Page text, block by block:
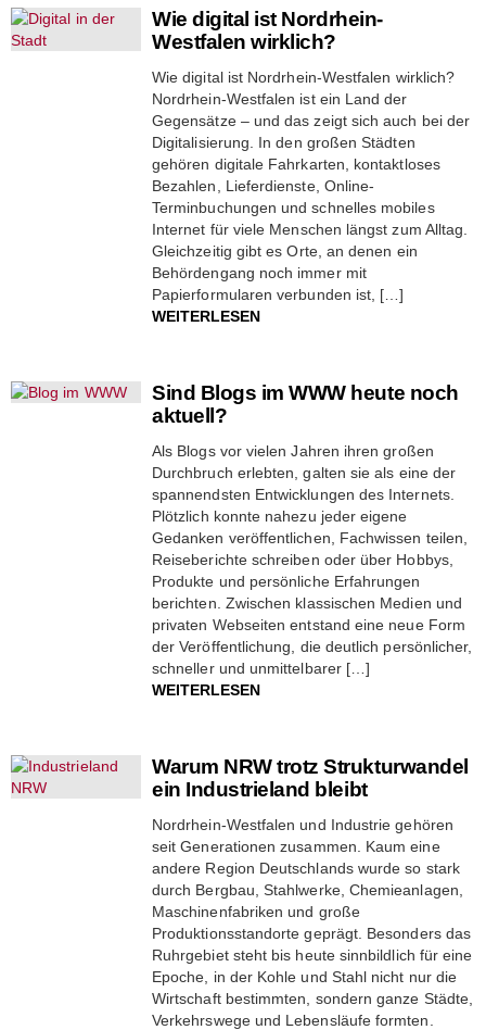
Wie digital ist Nordrhein-
Westfalen wirklich?
Wie digital ist Nordrhein-Westfalen wirklich?
Nordrhein-Westfalen ist ein Land der
Gegensätze – und das zeigt sich auch bei der
Digitalisierung. In den großen Städten
gehören digitale Fahrkarten, kontaktloses
Bezahlen, Lieferdienste, Online-
Terminbuchungen und schnelles mobiles
Internet für viele Menschen längst zum Alltag.
Gleichzeitig gibt es Orte, an denen ein
Behördengang noch immer mit
Papierformularen verbunden ist, […]
WEITERLESEN
Sind Blogs im WWW heute noch
aktuell?
Als Blogs vor vielen Jahren ihren großen
Durchbruch erlebten, galten sie als eine der
spannendsten Entwicklungen des Internets.
Plötzlich konnte nahezu jeder eigene
Gedanken veröffentlichen, Fachwissen teilen,
Reiseberichte schreiben oder über Hobbys,
Produkte und persönliche Erfahrungen
berichten. Zwischen klassischen Medien und
privaten Webseiten entstand eine neue Form
der Veröffentlichung, die deutlich persönlicher,
schneller und unmittelbarer […]
WEITERLESEN
Warum NRW trotz Strukturwandel
ein Industrieland bleibt
Nordrhein-Westfalen und Industrie gehören
seit Generationen zusammen. Kaum eine
andere Region Deutschlands wurde so stark
durch Bergbau, Stahlwerke, Chemieanlagen,
Maschinenfabriken und große
Produktionsstandorte geprägt. Besonders das
Ruhrgebiet steht bis heute sinnbildlich für eine
Epoche, in der Kohle und Stahl nicht nur die
Wirtschaft bestimmten, sondern ganze Städte,
Verkehrswege und Lebensläufe formten.